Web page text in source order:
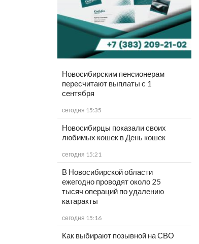
Новосибирским пенсионерам
пересчитают выплаты с 1
сентября
сегодня 15:35
Новосибирцы показали своих
любимых кошек в День кошек
сегодня 15:21
В Новосибирской области
ежегодно проводят около 25
тысяч операций по удалению
катаракты
сегодня 15:16
Как выбирают позывной на СВО